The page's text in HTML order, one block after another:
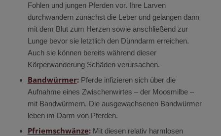
Fohlen und jungen Pferden vor. Ihre Larven
durchwandern zunächst die Leber und gelangen dann
mit dem Blut zum Herzen sowie anschließend zur
Lunge bevor sie letztlich den Dünndarm erreichen.
Auch sie können bereits während dieser
Körperwanderung Schäden verursachen.
Bandwürmer: Pferde infizieren sich über die
Aufnahme eines Zwischenwirtes – der Moosmilbe –
mit Bandwürmern. Die ausgewachsenen Bandwürmer
leben im Darm von Pferden.
Pfriemschwänze: Mit diesen relativ harmlosen